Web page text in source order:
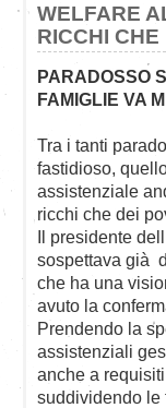
WELFARE
RICCHI CHE
PARADOSSO
FAMIGLIE VA
Tra i tanti
fastidioso,
assistenziale
ricchi che dei
Il presidente
sospettava già
che ha una
avuto la
Prendendo la
assistenziali
anche a
suddividendo le